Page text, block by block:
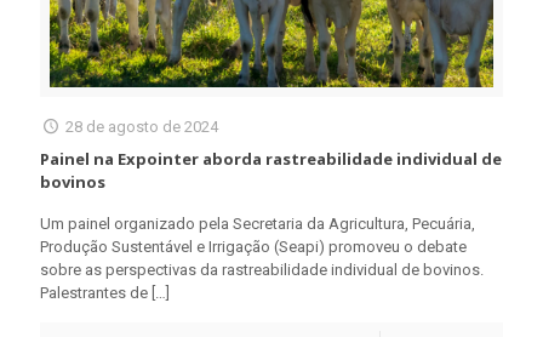
28 de agosto de 2024
Painel na Expointer aborda rastreabilidade individual de
bovinos
Um painel organizado pela Secretaria da Agricultura, Pecuária,
Produção Sustentável e Irrigação (Seapi) promoveu o debate
sobre as perspectivas da rastreabilidade individual de bovinos.
Palestrantes de […]